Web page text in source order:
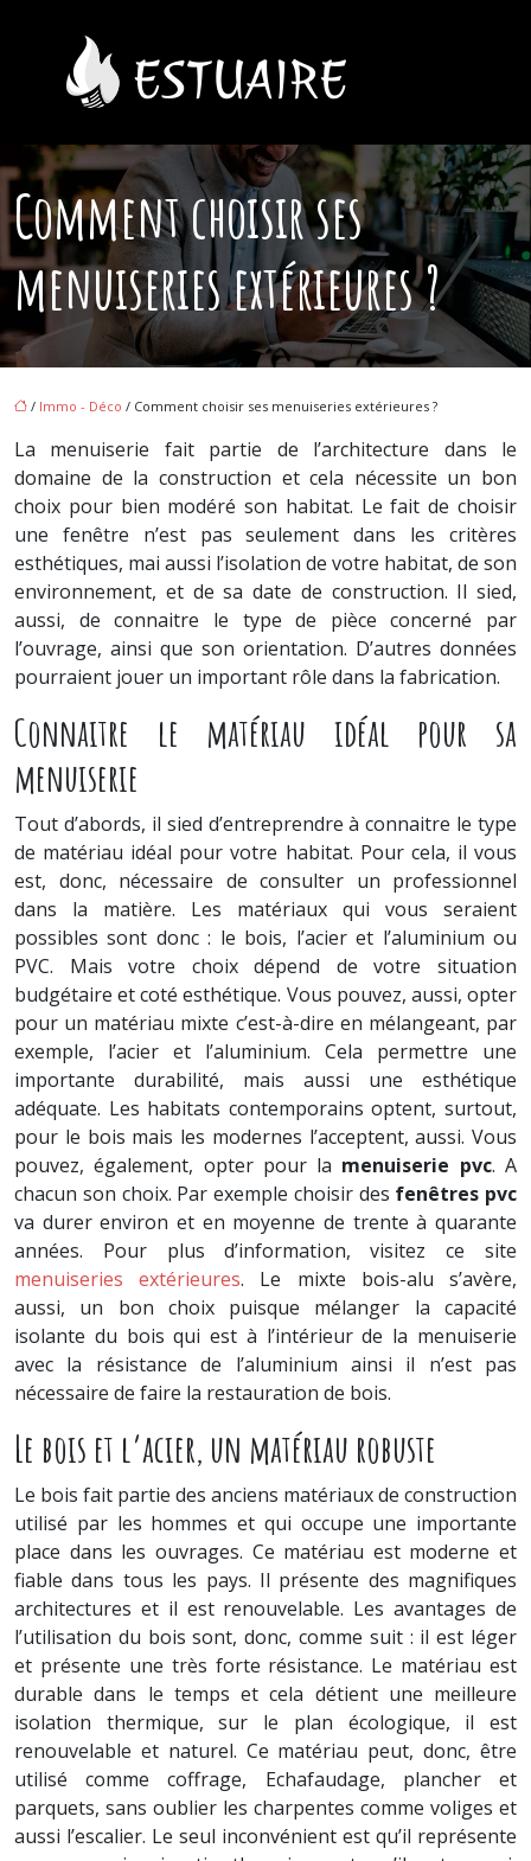
Comment choisir ses
menuiseries extérieures ?
/ Immo - Déco / Comment choisir ses menuiseries extérieures ?
La menuiserie fait partie de l’architecture dans le
domaine de la construction et cela nécessite un bon
choix pour bien modéré son habitat. Le fait de choisir
une fenêtre n’est pas seulement dans les critères
esthétiques, mai aussi l’isolation de votre habitat, de son
environnement, et de sa date de construction. Il sied,
aussi, de connaitre le type de pièce concerné par
l’ouvrage, ainsi que son orientation. D’autres données
pourraient jouer un important rôle dans la fabrication.
Connaitre le matériau idéal pour sa
menuiserie
Tout d’abords, il sied d’entreprendre à connaitre le type
de matériau idéal pour votre habitat. Pour cela, il vous
est, donc, nécessaire de consulter un professionnel
dans la matière. Les matériaux qui vous seraient
possibles sont donc : le bois, l’acier et l’aluminium ou
PVC. Mais votre choix dépend de votre situation
budgétaire et coté esthétique. Vous pouvez, aussi, opter
pour un matériau mixte c’est-à-dire en mélangeant, par
exemple, l’acier et l’aluminium. Cela permettre une
importante durabilité, mais aussi une esthétique
adéquate. Les habitats contemporains optent, surtout,
pour le bois mais les modernes l’acceptent, aussi. Vous
pouvez, également, opter pour la menuiserie pvc. A
chacun son choix. Par exemple choisir des fenêtres pvc
va durer environ et en moyenne de trente à quarante
années. Pour plus d’information, visitez ce site
menuiseries extérieures. Le mixte bois-alu s’avère,
aussi, un bon choix puisque mélanger la capacité
isolante du bois qui est à l’intérieur de la menuiserie
avec la résistance de l’aluminium ainsi il n’est pas
nécessaire de faire la restauration de bois.
Le bois et l’acier, un matériau robuste
Le bois fait partie des anciens matériaux de construction
utilisé par les hommes et qui occupe une importante
place dans les ouvrages. Ce matériau est moderne et
fiable dans tous les pays. Il présente des magnifiques
architectures et il est renouvelable. Les avantages de
l’utilisation du bois sont, donc, comme suit : il est léger
et présente une très forte résistance. Le matériau est
durable dans le temps et cela détient une meilleure
isolation thermique, sur le plan écologique, il est
renouvelable et naturel. Ce matériau peut, donc, être
utilisé comme coffrage, Echafaudage, plancher et
parquets, sans oublier les charpentes comme voliges et
aussi l’escalier. Le seul inconvénient est qu’il représente